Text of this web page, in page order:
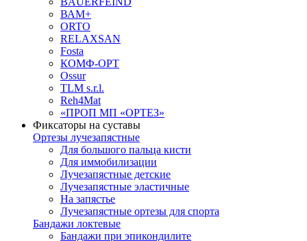
ВАМ+
ORTO
RELAXSAN
Fosta
КОМФ-ОРТ
Ossur
TLM s.r.l.
Reh4Mat
«ПРОП МП «ОРТЕЗ»
Фиксаторы на суставы
Ортезы лучезапястные
Для большого пальца кисти
Для иммобилизации
Лучезапястные детские
Лучезапястные эластичные
На запястье
Лучезапястные ортезы для спорта
Бандажи локтевые
Бандажи при эпикондилите